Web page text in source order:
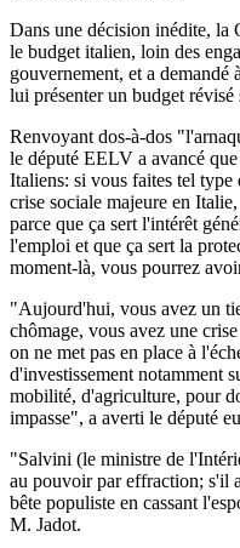
Dans une décision inédite, la
le budget italien, loin des
gouvernement, et a
lui présenter un budget révisé
Renvoyant dos-à-dos
le député EELV a avancé
Italiens: si vous faites tel
crise sociale majeure en
parce que ça sert l'intérêt
l'emploi et que ça sert la
moment-là, vous pourrez
"Aujourd'hui, vous avez un
chômage, vous avez une
on ne met pas en place à
d'investissement notamment
mobilité, d'agriculture, pour
impasse", a averti le député
"Salvini (le ministre de
au pouvoir par effraction; s'il
bête populiste en cassant
M. Jadot.